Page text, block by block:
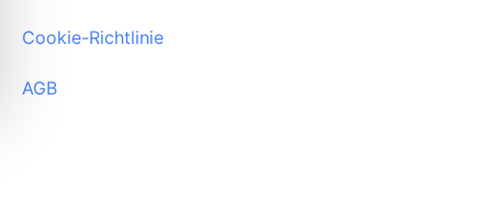
Cookie-Richtlinie
AGB